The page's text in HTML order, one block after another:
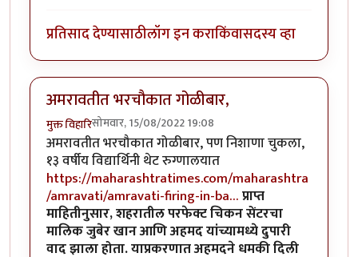
प्रतिसाद देण्यासाठीलॉग इन कराकिंवासदस्य व्हा
अमरावतीत भरचौकात गोळीबार,
मुक्त विहारिसोमवार, 15/08/2022 19:08
अमरावतीत भरचौकात गोळीबार, पण निशाणा चुकला,
१३ वर्षीय विद्यार्थिनी थेट रुग्णालयात
https://maharashtratimes.com/maharashtra
/amravati/amravati-firing-in-ba…प्राप्त
माहितीनुसार, शहरातील परफेक्ट चिकन सेंटरचा
मालिक जुबेर खान आणि अहमद यांच्यामध्ये दुपारी
वाद झाला होता. याप्रकरणात अहमदने धमकी दिली